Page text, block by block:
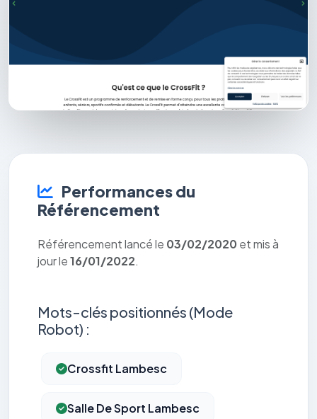
Performances du
Référencement
Référencement lancé le 03/02/2020 et mis à
jour le16/01/2022.
Mots-clés positionnés (Mode
Robot) :
Crossfit Lambesc
Salle De Sport Lambesc